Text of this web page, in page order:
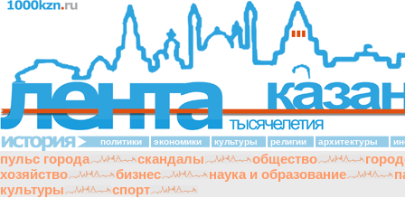
политики экономики культуры религии архитектуры
пульс города скандалы общество
хозяйство
бизнес наука и образование
культуры
спорт